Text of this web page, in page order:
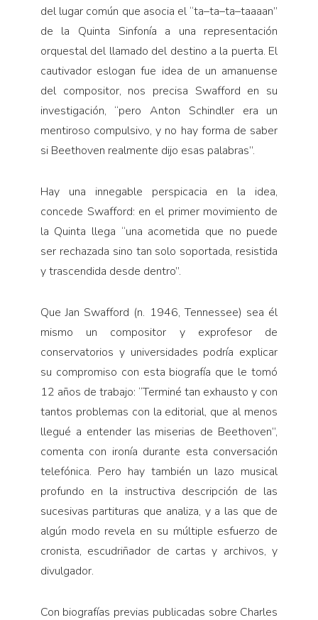
del lugar común que asocia el “ta–ta–ta–taaaan”
de la Quinta Sinfonía a una representación
orquestal del llamado del destino a la puerta. El
cautivador eslogan fue idea de un amanuense
del compositor, nos precisa Swafford en su
investigación, “pero Anton Schindler era un
mentiroso compulsivo, y no hay forma de saber
si Beethoven realmente dijo esas palabras”.
Hay una innegable perspicacia en la idea,
concede Swafford: en el primer movimiento de
la Quinta llega “una acometida que no puede
ser rechazada sino tan solo soportada, resistida
y trascendida desde dentro”.
Que Jan Swafford (n. 1946, Tennessee) sea él
mis­mo un compositor y exprofesor de
conservatorios y universidades podría explicar
su compromiso con esta biografía que le tomó
12 años de trabajo: “Terminé tan exhausto y con
tantos problemas con la editorial, que al menos
llegué a entender las miserias de Beethoven”,
comenta con ironía durante esta conversación
telefó­nica. Pero hay también un lazo musical
profundo en la instructiva descripción de las
sucesivas partituras que analiza, y a las que de
algún modo revela en su múltiple esfuerzo de
cronista, escudriñador de cartas y archivos, y
divulgador.
Con biografías previas publicadas sobre Charles